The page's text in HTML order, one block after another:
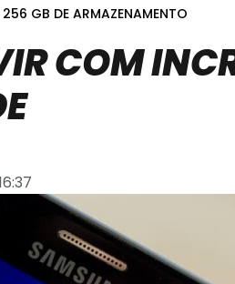
GB DE ARMAZENAMENTO
COM